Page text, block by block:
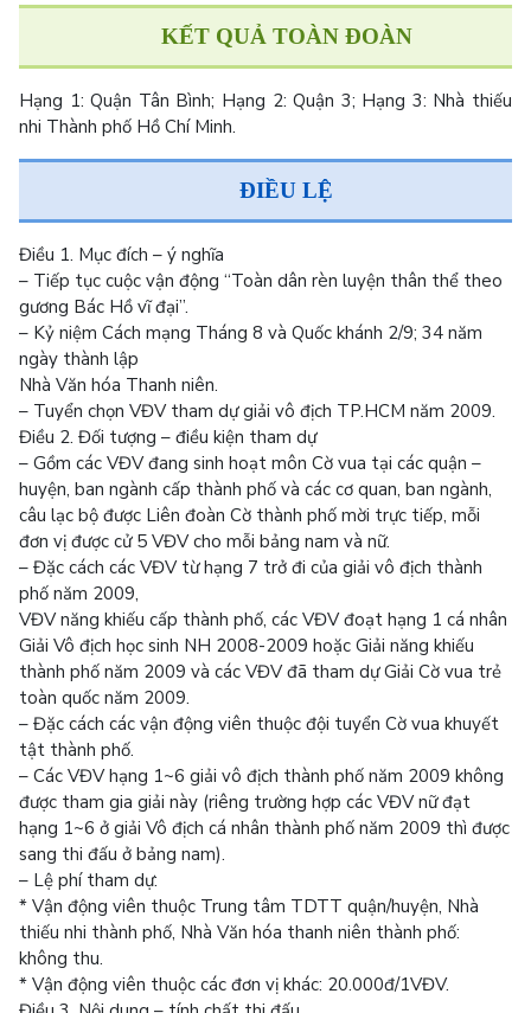
KẾT QUẢ TOÀN ĐOÀN
Hạng 1: Quận Tân Bình; Hạng 2: Quận 3; Hạng 3: Nhà thiếu
nhi Thành phố Hồ Chí Minh.
ĐIỀU LỆ
Điều 1. Mục đích – ý nghĩa
– Tiếp tục cuộc vận động “Toàn dân rèn luyện thân thể theo
gương Bác Hồ vĩ đại”.
– Kỷ niệm Cách mạng Tháng 8 và Quốc khánh 2/9; 34 năm
ngày thành lập
Nhà Văn hóa Thanh niên.
– Tuyển chọn VĐV tham dự giải vô địch TP.HCM năm 2009.
Điều 2. Đối tượng – điều kiện tham dự
– Gồm các VĐV đang sinh hoạt môn Cờ vua tại các quận –
huyện, ban ngành cấp thành phố và các cơ quan, ban ngành,
câu lạc bộ được Liên đoàn Cờ thành phố mời trực tiếp, mỗi
đơn vị được cử 5 VĐV cho mỗi bảng nam và nữ.
– Đặc cách các VĐV từ hạng 7 trở đi của giải vô địch thành
phố năm 2009,
VĐV năng khiếu cấp thành phố, các VĐV đoạt hạng 1 cá nhân
Giải Vô địch học sinh NH 2008-2009 hoặc Giải năng khiếu
thành phố năm 2009 và các VĐV đã tham dự Giải Cờ vua trẻ
toàn quốc năm 2009.
– Đặc cách các vận động viên thuộc đội tuyển Cờ vua khuyết
tật thành phố.
– Các VĐV hạng 1~6 giải vô địch thành phố năm 2009 không
được tham gia giải này (riêng trường hợp các VĐV nữ đạt
hạng 1~6 ở giải Vô địch cá nhân thành phố năm 2009 thì được
sang thi đấu ở bảng nam).
– Lệ phí tham dự:
* Vận động viên thuộc Trung tâm TDTT quận/huyện, Nhà
thiếu nhi thành phố, Nhà Văn hóa thanh niên thành phố:
không thu.
* Vận động viên thuộc các đơn vị khác: 20.000đ/1VĐV.